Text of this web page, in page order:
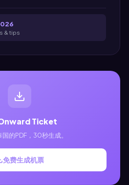
& tips
Ticket
的PDF，30秒生成。
免费生成机票